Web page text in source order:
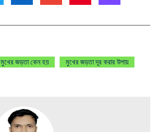
মুখের জড়তা কেন হয়
মুখের জড়তা দূর করার উপায়